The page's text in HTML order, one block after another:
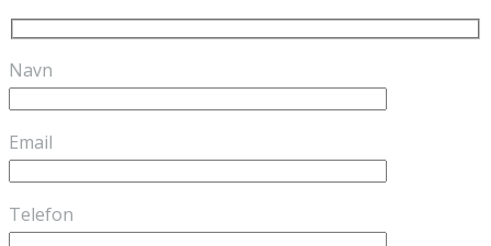
Navn
Email
Telefon